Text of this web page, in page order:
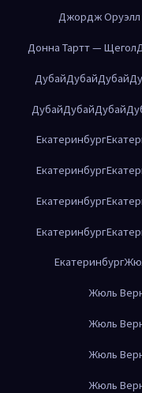
Джордж Оруэлл
Донна Тартт — Щегол
ДубайДубайДубай
ДубайДубайДубай
Екатеринбург
Екатеринбург
Екатеринбург
Екатеринбург
Екатеринбург
Жюль
Жюль
Жюль
Жюль